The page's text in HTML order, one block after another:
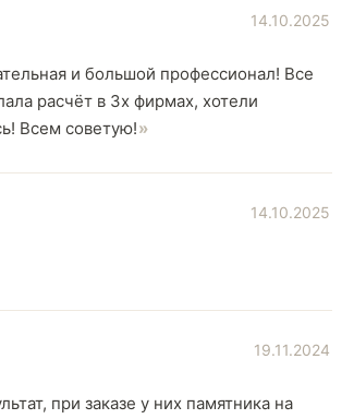
14.10.2025
и большой профессионал! Все
расчёт в 3х фирмах, хотели
Всем советую!
14.10.2025
19.11.2024
при заказе у них памятника на